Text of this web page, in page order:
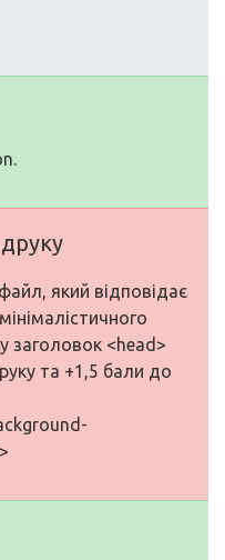
який відповідає
заголовок <head>
та +1,5 бали до